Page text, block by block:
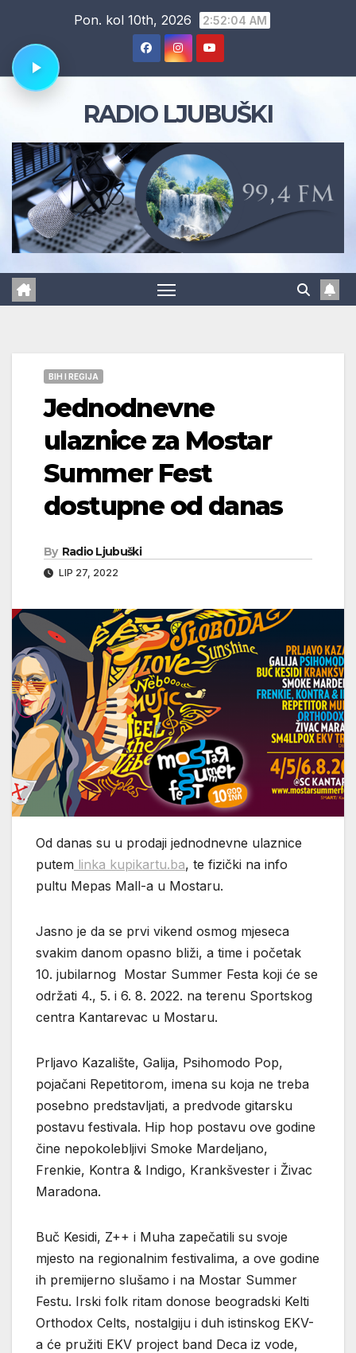
content
Pon. kol 10th, 2026 2:52:05 AM
RADIO LJUBUŠKI
BIH I REGIJA
Jednodnevne
ulaznice za Mostar
Summer Fest
dostupne od danas
By Radio Ljubuški
LIP 27, 2022
Od danas su u prodaji jednodnevne ulaznice
putem linka kupikartu.ba, te fizički na info
pultu Mepas Mall-a u Mostaru.
Jasno je da se prvi vikend osmog mjeseca
svakim danom opasno bliži, a time i početak
10. jubilarnog Mostar Summer Festa koji će se
održati 4., 5. i 6. 8. 2022. na terenu Sportskog
centra Kantarevac u Mostaru.
Prljavo Kazalište, Galija, Psihomodo Pop,
pojačani Repetitorom, imena su koja ne treba
posebno predstavljati, a predvode gitarsku
postavu festivala. Hip hop postavu ove godine
čine nepokolebljivi Smoke Mardeljano,
Frenkie, Kontra & Indigo, Krankšvester i Živac
Maradona.
Buč Kesidi, Z++ i Muha zapečatili su svoje
mjesto na regionalnim festivalima, a ove godine
ih premijerno slušamo i na Mostar Summer
Festu. Irski folk ritam donose beogradski Kelti
Orthodox Celts, nostalgiju i duh istinskog EKV-
a će pružiti EKV project band Deca iz vode,